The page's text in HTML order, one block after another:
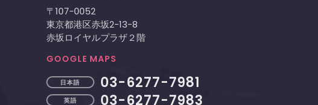
〒107-0052
東京都港区赤坂2−13−8
赤坂ロイヤルプラザ２階
GOOGLE MAPS
日本語 03-6277-7981
英語 03-6277-7983